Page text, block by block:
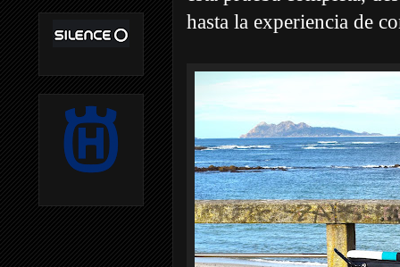
hasta la experiencia de